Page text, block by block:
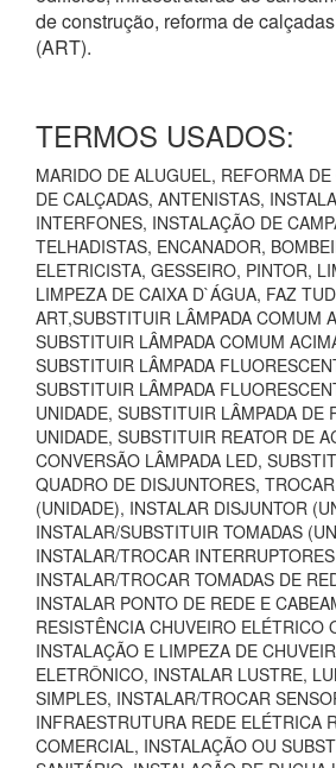
de construção, reforma de
(ART).
TERMOS USADOS:
MARIDO DE ALUGUEL, REFORMA
DE CALÇADAS, ANTENISTAS,
INTERFONES, INSTALAÇÃO DE
TELHADISTAS, ENCANADOR,
ELETRICISTA, GESSEIRO, PINTOR,
LIMPEZA DE CAIXA D`ÁGUA, FAZ
ART,SUBSTITUIR LÂMPADA COMUM
SUBSTITUIR LÂMPADA COMUM
SUBSTITUIR LÂMPADA
SUBSTITUIR LÂMPADA
UNIDADE, SUBSTITUIR LÂMPADA DE
UNIDADE, SUBSTITUIR REATOR DE
CONVERSÃO LÂMPADA LED,
QUADRO DE DISJUNTORES,
(UNIDADE), INSTALAR DISJUNTOR
INSTALAR/SUBSTITUIR TOMADAS
INSTALAR/TROCAR
INSTALAR/TROCAR TOMADAS DE
INSTALAR PONTO DE REDE E
RESISTÊNCIA CHUVEIRO ELÉTRICO
INSTALAÇÃO E LIMPEZA DE
ELETRÔNICO, INSTALAR LUSTRE,
SIMPLES, INSTALAR/TROCAR
INFRAESTRUTURA REDE ELÉTRICA
COMERCIAL, INSTALAÇÃO OU